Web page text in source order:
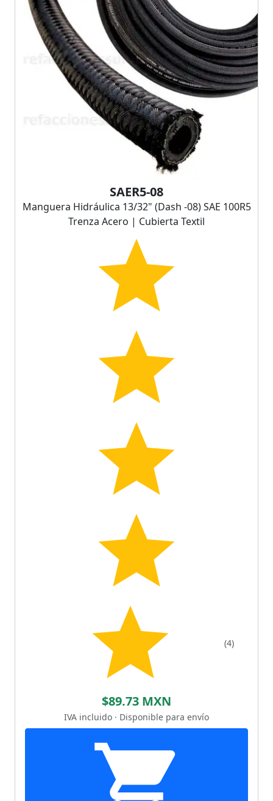
SAER5-08
Manguera Hidráulica 13/32" (Dash -08) SAE 100R5
Trenza Acero | Cubierta Textil
(4)
$89.73 MXN
IVA incluido · Disponible para envío